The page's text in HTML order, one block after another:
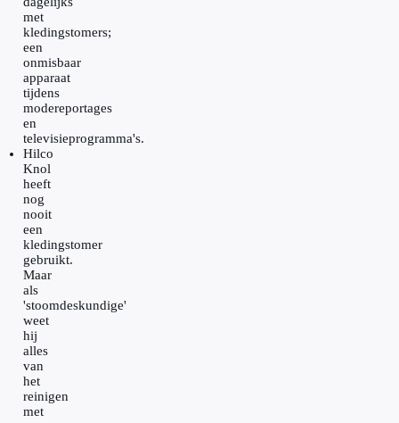
met
kledingstomers;
een
onmisbaar
apparaat
tijdens
modereportages
en
televisieprogramma's.
Hilco
Knol
heeft
nog
nooit
een
kledingstomer
gebruikt.
Maar
als
'stoomdeskundige'
weet
hij
alles
van
het
reinigen
met